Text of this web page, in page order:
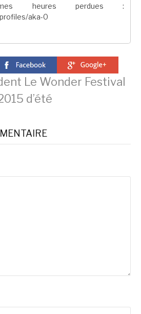
heures perdues :
aka-0
Le Wonder Festival
d’été